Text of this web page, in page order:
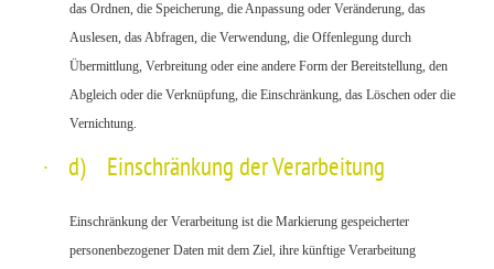
das Ordnen, die Speicherung, die Anpassung oder Veränderung, das
Auslesen, das Abfragen, die Verwendung, die Offenlegung durch
Übermittlung, Verbreitung oder eine andere Form der Bereitstellung, den
Abgleich oder die Verknüpfung, die Einschränkung, das Löschen oder die
Vernichtung.
· d) Einschränkung der Verarbeitung
Einschränkung der Verarbeitung ist die Markierung gespeicherter
personenbezogener Daten mit dem Ziel, ihre künftige Verarbeitung